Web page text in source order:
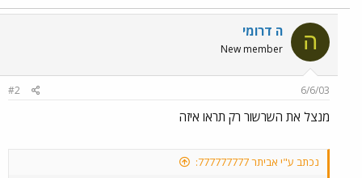
ה ה דרומי
New member
6/6/03
#2
מנצל את השרשור רק תראו איזה
נכתב ע"י אביתר 777777777: